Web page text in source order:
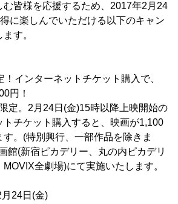
む皆様を応援するため、2017年2月24
に楽しんでいただける以下のキャン
す。
インターネットチケット購入で、
円！
定。2月24日(金)15時以降上映開始の
チケット購入すると、映画が1,100
。(特別興行、一部作品を除きま
館(新宿ピカデリー、丸の内ピカデリ
全劇場)にて実施いたします。
24日(金)